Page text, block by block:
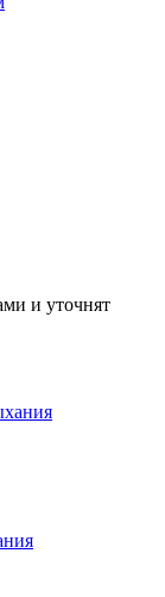
и уточнят